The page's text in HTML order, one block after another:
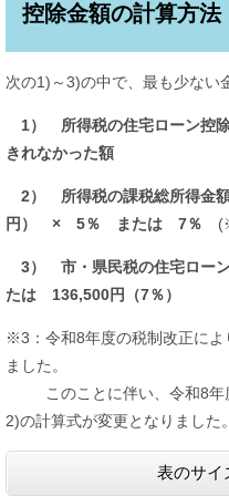
控除金額の計算方法
次の1)～3)の中で、最も少ない
1） 所得税の住宅ローン控除
きれなかった額
2） 所得税の課税総所得金
円） × 5％ または 7％
3） 市・県民税の住宅ロー
たは 136,500円（7％）
※3：令和8年度の税制改正によ
ました。
このことに伴い、令和8年度
2)の計算式が変更となりました。
表のサイ